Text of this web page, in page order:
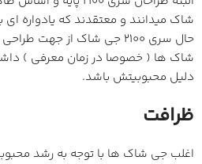
شاک میدانند و معتقدند که یادواره
حال سری 2100 جی شاک از
شاک ها ( خصوصا در زمان معرفی )
دلیل محبوبیتش باشد.
ظرافت
اغلب جی شاک ها با توجه به رشد